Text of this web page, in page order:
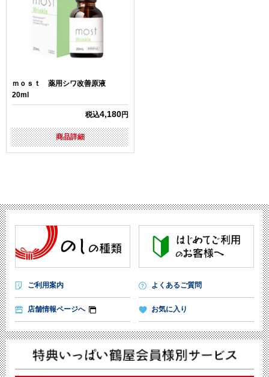
ｍｏｓｔ 薬用シワ改善原液
20ml
税込4,180円
商品詳細
ご利用案内 よくあるご質問
店舗情報ページへ お気に入り